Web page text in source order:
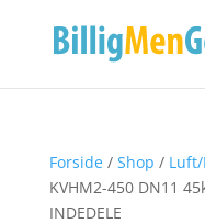
Forside/ Shop /
KVHM2-450 DN11
INDEDELE